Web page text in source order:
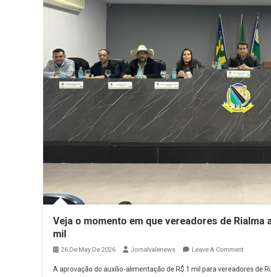
Veja o momento em que vereadores de Rialma
mil
26 De May De 2026 Jornalvalenews Leave A CommentOn
O
A aprovação do auxílio-alimentação de R$ 1 mil para vereadores de